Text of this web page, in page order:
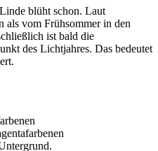
blüht schon. Laut
als vom Frühsommer in den
ist bald die
des Lichtjahres. Das bedeutet